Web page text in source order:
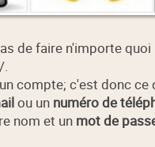
de faire n'importe quoi
.
compte; c'est donc ce
ou un numéro de
nom et un mot de